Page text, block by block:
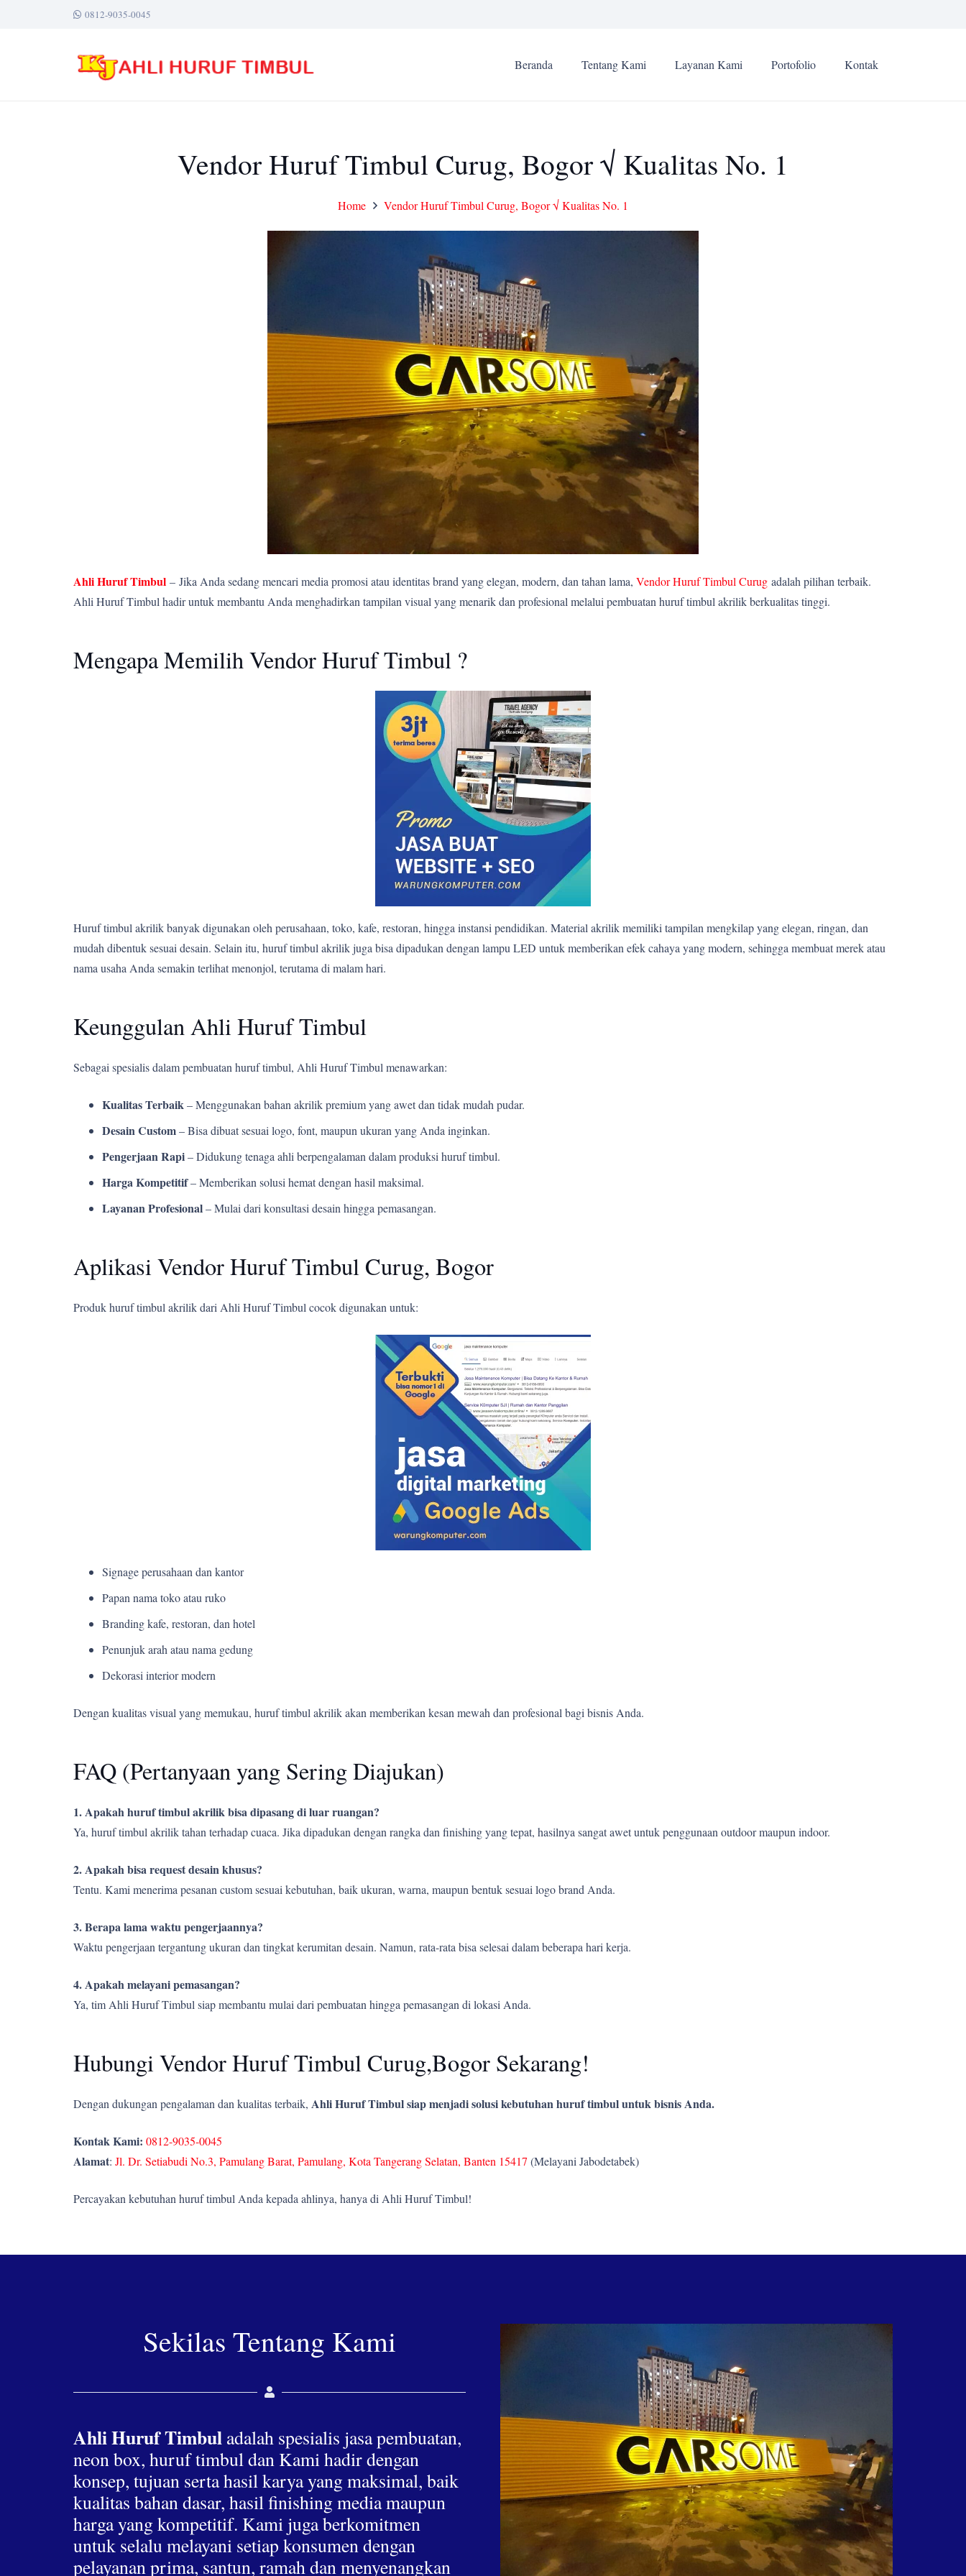
0812-9035-0045
Beranda Tentang Kami Layanan Kami Portofolio Kontak
Vendor Huruf Timbul Curug, Bogor √ Kualitas No. 1
Home Vendor Huruf Timbul Curug, Bogor √ Kualitas No. 1
Ahli Huruf Timbul – Jika Anda sedang mencari media promosi atau identitas brand yang elegan, modern, dan tahan lama, Vendor Huruf Timbul Curug adalah pilihan terbaik.
Ahli Huruf Timbul hadir untuk membantu Anda menghadirkan tampilan visual yang menarik dan profesional melalui pembuatan huruf timbul akrilik berkualitas tinggi.
Mengapa Memilih Vendor Huruf Timbul ?
Huruf timbul akrilik banyak digunakan oleh perusahaan, toko, kafe, restoran, hingga instansi pendidikan. Material akrilik memiliki tampilan mengkilap yang elegan, ringan, dan
mudah dibentuk sesuai desain. Selain itu, huruf timbul akrilik juga bisa dipadukan dengan lampu LED untuk memberikan efek cahaya yang modern, sehingga membuat merek atau
nama usaha Anda semakin terlihat menonjol, terutama di malam hari.
Keunggulan Ahli Huruf Timbul
Sebagai spesialis dalam pembuatan huruf timbul, Ahli Huruf Timbul menawarkan:
Kualitas Terbaik– Menggunakan bahan akrilik premium yang awet dan tidak mudah pudar.
Desain Custom– Bisa dibuat sesuai logo, font, maupun ukuran yang Anda inginkan.
Pengerjaan Rapi– Didukung tenaga ahli berpengalaman dalam produksi huruf timbul.
Harga Kompetitif– Memberikan solusi hemat dengan hasil maksimal.
Layanan Profesional– Mulai dari konsultasi desain hingga pemasangan.
Aplikasi Vendor Huruf Timbul Curug, Bogor
Produk huruf timbul akrilik dari Ahli Huruf Timbul cocok digunakan untuk:
Signage perusahaan dan kantor
Papan nama toko atau ruko
Branding kafe, restoran, dan hotel
Penunjuk arah atau nama gedung
Dekorasi interior modern
Dengan kualitas visual yang memukau, huruf timbul akrilik akan memberikan kesan mewah dan profesional bagi bisnis Anda.
FAQ (Pertanyaan yang Sering Diajukan)
1. Apakah huruf timbul akrilik bisa dipasang di luar ruangan?
Ya, huruf timbul akrilik tahan terhadap cuaca. Jika dipadukan dengan rangka dan finishing yang tepat, hasilnya sangat awet untuk penggunaan outdoor maupun indoor.
2. Apakah bisa request desain khusus?
Tentu. Kami menerima pesanan custom sesuai kebutuhan, baik ukuran, warna, maupun bentuk sesuai logo brand Anda.
3. Berapa lama waktu pengerjaannya?
Waktu pengerjaan tergantung ukuran dan tingkat kerumitan desain. Namun, rata-rata bisa selesai dalam beberapa hari kerja.
4. Apakah melayani pemasangan?
Ya, tim Ahli Huruf Timbul siap membantu mulai dari pembuatan hingga pemasangan di lokasi Anda.
Hubungi Vendor Huruf Timbul Curug,Bogor Sekarang!
Dengan dukungan pengalaman dan kualitas terbaik, Ahli Huruf Timbul siap menjadi solusi kebutuhan huruf timbul untuk bisnis Anda.
Kontak Kami: 0812-9035-0045
Alamat: Jl. Dr. Setiabudi No.3, Pamulang Barat, Pamulang, Kota Tangerang Selatan, Banten 15417 (Melayani Jabodetabek)
Percayakan kebutuhan huruf timbul Anda kepada ahlinya, hanya di Ahli Huruf Timbul!
Sekilas Tentang Kami
Ahli Huruf Timbul adalah spesialis jasa pembuatan,
neon box, huruf timbul dan Kami hadir dengan
konsep, tujuan serta hasil karya yang maksimal, baik
kualitas bahan dasar, hasil finishing media maupun
harga yang kompetitif. Kami juga berkomitmen
untuk selalu melayani setiap konsumen dengan
pelayanan prima, santun, ramah dan menyenangkan